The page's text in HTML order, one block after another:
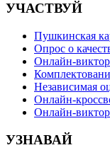
УЧАСТВУЙ
Пушкинская
Опрос о
Онлайн-
Независимая
Онлайн-
Онлайн-
УЗНАВАЙ